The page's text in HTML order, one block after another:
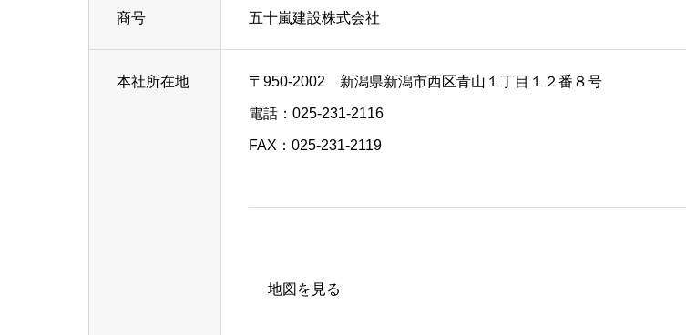
商号 五十嵐建設株式会社
本社所在地 〒950-2002 新潟県新潟市西区青山１丁目１２番８号
電話： 025-231-2116
FAX：025-231-2119
地図を見る